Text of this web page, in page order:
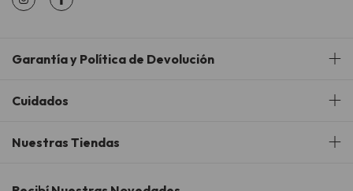
Garantía y Política de Devolución
Cuidados
Nuestras Tiendas